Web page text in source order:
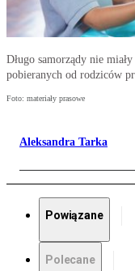
Długo samorządy nie
pobieranych od rodziców
Foto: materiały prasowe
Aleksandra Tarka
Powiązane
Polecane